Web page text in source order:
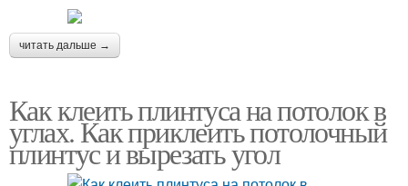
читать дальше →
Как клеить плинтуса на потолок в
углах. Как приклеить потолочный
плинтус и вырезать угол